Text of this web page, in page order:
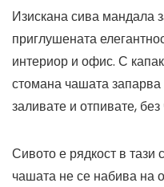
Изискана сива мандала
приглушената
интериор и офис. С
стомана чашата запарва
заливате и отпивате, без
Сивото е рядкост в тази
чашата не се набива на